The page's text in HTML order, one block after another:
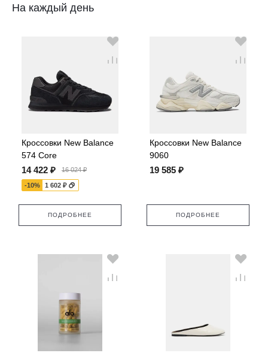
На каждый день
Кроссовки New Balance
574 Core
14 422 ₽ 16 024 ₽
-10% 1 602 ₽
ПОДРОБНЕЕ
Кроссовки New Balance
9060
19 585 ₽
ПОДРОБНЕЕ